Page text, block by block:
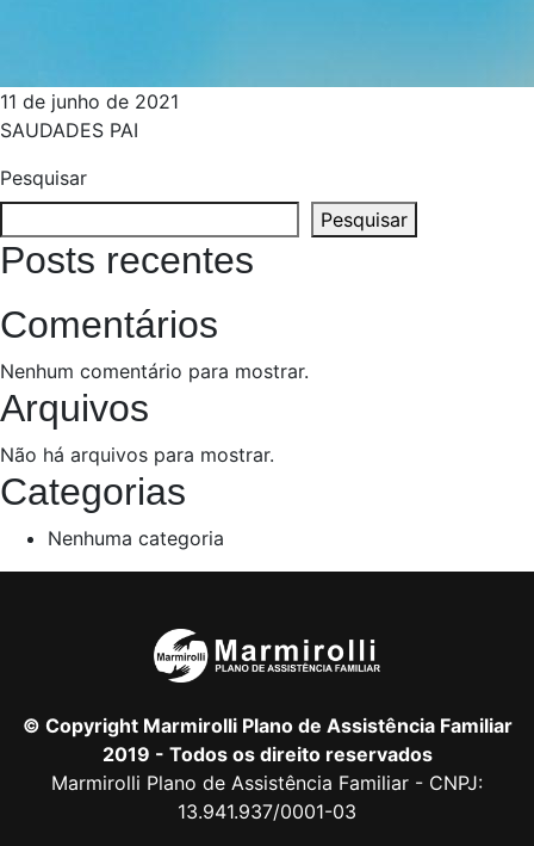
11 de junho de 2021
SAUDADES PAI
Pesquisar
Pesquisar
Posts recentes
Comentários
Nenhum comentário para mostrar.
Arquivos
Não há arquivos para mostrar.
Categorias
Nenhuma categoria
© Copyright Marmirolli Plano de Assistência Familiar
2019 - Todos os direito reservados
Marmirolli Plano de Assistência Familiar - CNPJ:
13.941.937/0001-03